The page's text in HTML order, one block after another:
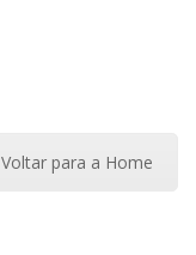
Voltar para a Home